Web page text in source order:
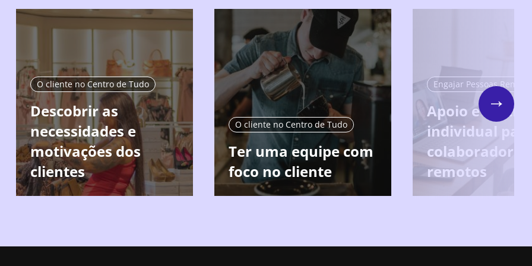
O cliente no Centro de Tudo
Descobrir as
necessidades e
motivações dos
clientes
O cliente no Centro de Tudo
Ter uma equipe com
foco no cliente
Engajar Pessoas
Apoio e
individual
colaboradores
remotos
Next